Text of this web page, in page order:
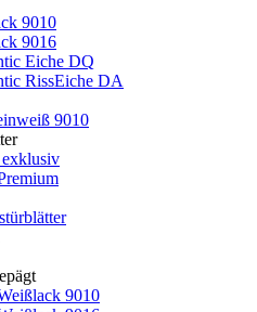
9010
9016
Eiche DQ
RissEiche DA
9010
9010